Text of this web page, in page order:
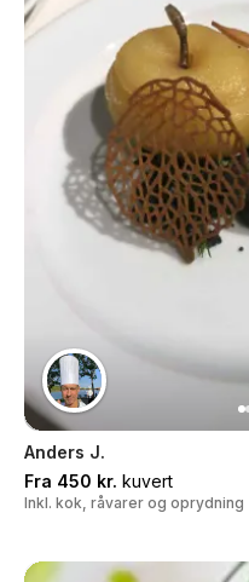
Anders J.
Fra 450 kr. kuvert
Inkl. kok, råvarer og oprydning